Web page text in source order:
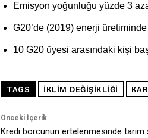
Emisyon yoğunluğu yüzde 3
G20’de (2019) enerji
10 G20 üyesi arasındaki kişi
TAGS IKLIM DEĞIŞIKLIĞI
Önceki İçerik
Kredi borcunun ertelenmesinde tarım